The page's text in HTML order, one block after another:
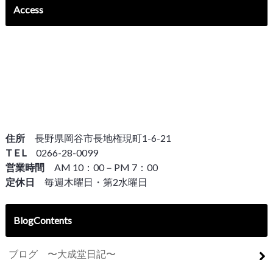
Access
住所 長野県岡谷市長地権現町1-6-21
T E L 0266-28-0099
営業時間 AM 10：00－PM 7：00
定休日
毎週木曜日・第2水曜日
BlogContents
ブログ 〜大成堂日記〜